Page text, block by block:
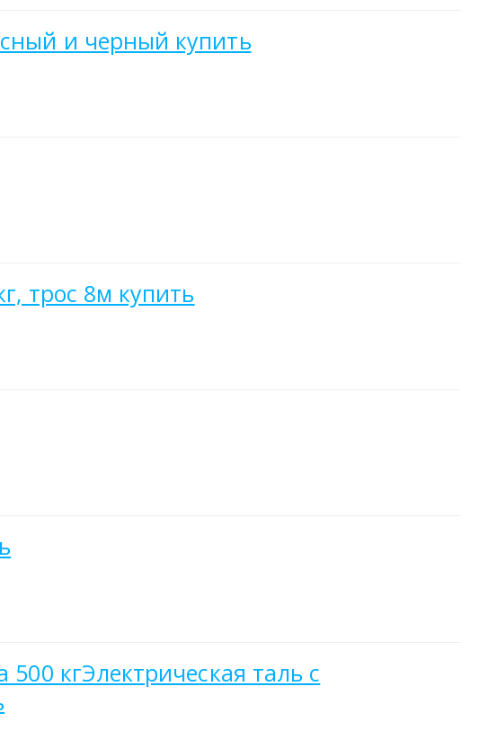
и черный купить
трос 8м купить
кгЭлектрическая таль с